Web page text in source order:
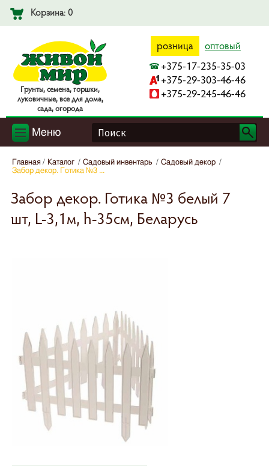
Корзина: 0
Гpyнты, ceмeнa, гopшки,
лyкoвичныe, вce для дoмa,
caдa, oгopoдa
розница оптовый
+375-17-235-35-03
+375-29-303-46-46
+375-29-245-46-46
Меню
Главная Каталог Садовый инвентарь
Садовый декор
Забор декор. Готика №3 ...
Забор декор. Готика №3 белый 7
шт, L-3,1м, h-35см, Беларусь